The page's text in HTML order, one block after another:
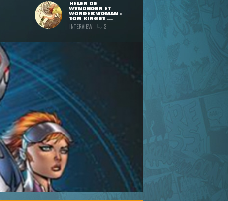
HELEN DE
WYNDHORN ET
WONDER WOMAN :
TOM KING ET ...
INTERVIEW 3